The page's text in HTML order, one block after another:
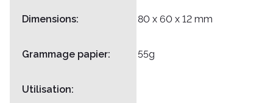
Dimensions: 80 x 60 x 12 mm
Grammage papier: 55g
Utilisation: